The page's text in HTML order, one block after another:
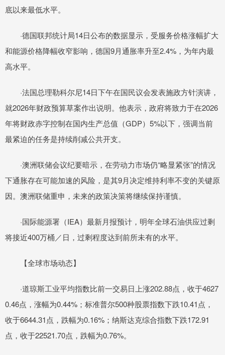
底以来最低水平。
·德国联邦统计局14日公布的数据显示，受服务价格涨幅扩大
和能源价格降幅收窄影响，德国9月通胀率升至2.4%，为年内最
高水平。
·法国总理勒科尔尼14日下午在国民议会发表施政方针演讲，
就2026年财政预算草案作出说明。他表示，政府将致力于在2026
年将财政赤字控制在国内生产总值（GDP）5%以下，强调当前
最紧迫的任务是持续削减公共开支。
·澳洲联储会议纪要暗示，在劳动力市场仍“略显紧张”的情况
下通胀存在可能加速的风险，是其9月决定维持利率不变的关键原
因。澳洲联储重申，未来的政策决策将继续保持谨慎。
·国际能源署（IEA）最新月报预计，明年全球石油供应过剩
将接近400万桶／日，过剩程度达到前所未有的水平。
【全球市场动态】
·道琼斯工业平均指数比前一交易日上涨202.88点，收于4627
0.46点，涨幅为0.44%；标准普尔500种股票指数下跌10.41点，
收于6644.31点，跌幅为0.16%；纳斯达克综合指数下跌172.91
点，收于22521.70点，跌幅为0.76%。